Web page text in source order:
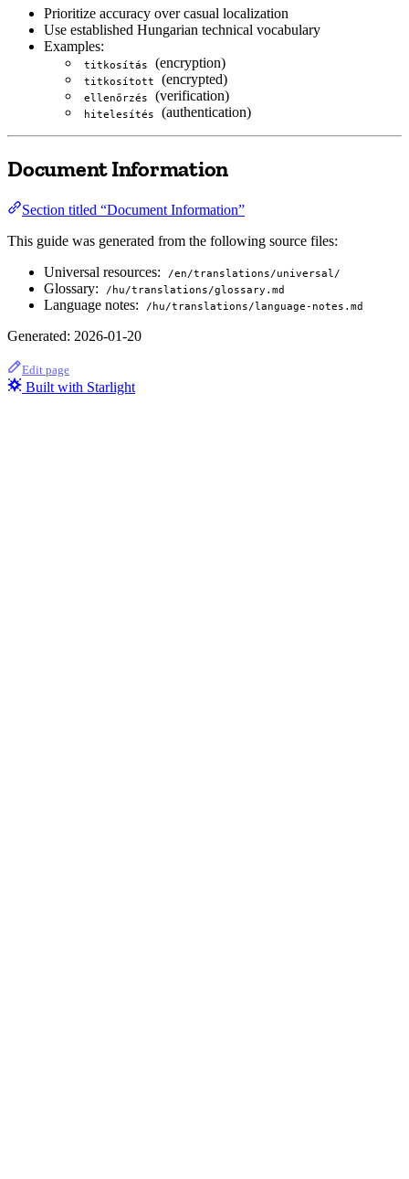
Prioritize accuracy over casual localization
Use established Hungarian technical vocabulary
Examples:
titkosítás (encryption)
titkosított (encrypted)
ellenőrzés (verification)
hitelesítés (authentication)
Document Information
Section titled “Document Information”
This guide was generated from the following source files:
Universal resources:
/en/translations/universal/
Glossary: /hu/translations/glossary.md
Language notes: /hu/translations/language-notes.md
Generated: 2026-01-20
Edit page
Built with Starlight